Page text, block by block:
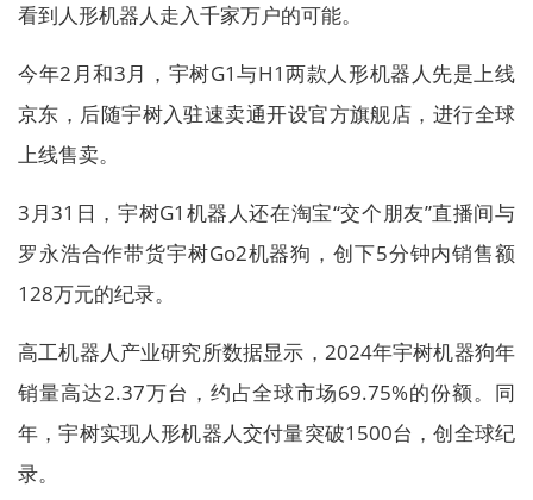
看到人形机器人走入千家万户的可能。
今年2月和3月，宇树G1与H1两款人形机器人先是上线
京东，后随宇树入驻速卖通开设官方旗舰店，进行全球
上线售卖。
3月31日，宇树G1机器人还在淘宝“交个朋友”直播间与
罗永浩合作带货宇树Go2机器狗，创下5分钟内销售额
128万元的纪录。
高工机器人产业研究所数据显示，2024年宇树机器狗年
销量高达2.37万台，约占全球市场69.75%的份额。同
年，宇树实现人形机器人交付量突破1500台，创全球纪
录。